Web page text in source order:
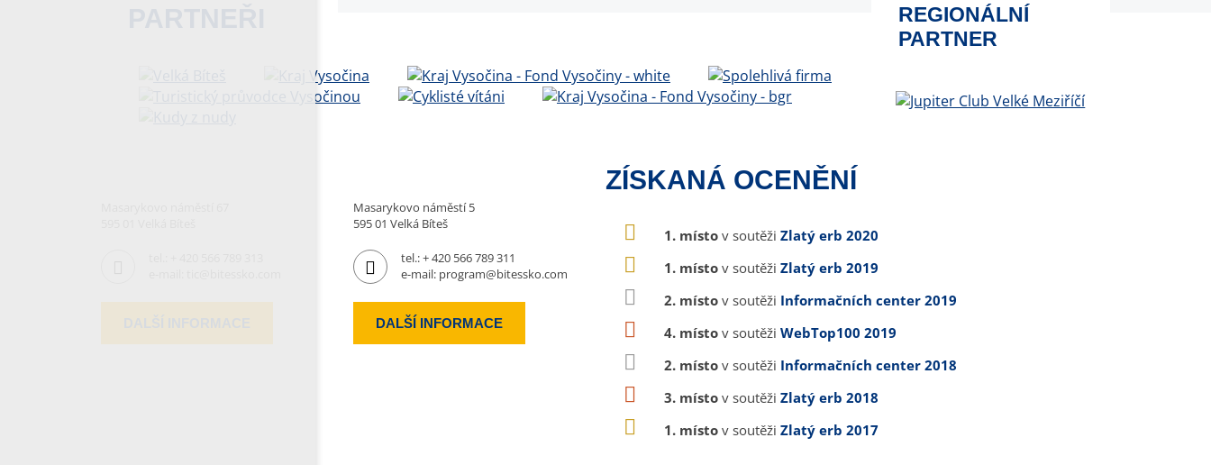
REGIONÁLNÍ
PARTNER
Masarykovo náměstí 5
595 01 Velká Bíteš
tel.:+ 420 566 789 311
e-mail: program@bitessko.com
DALŠÍ INFORMACE
ZÍSKANÁ OCENĚNÍ
1. místo v soutěži Zlatý erb 2020
1. místo v soutěži Zlatý erb 2019
2. místo v soutěži Informačních center 2019
4. místo v soutěži WebTop100 2019
2. místo v soutěži Informačních center 2018
3. místo v soutěži Zlatý erb 2018
1. místo v soutěži Zlatý erb 2017